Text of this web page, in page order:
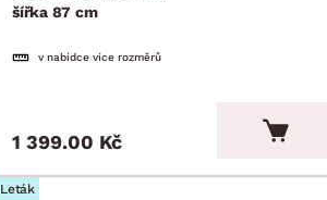
šířka 87 cm
v nabídce více rozměrů
1 399.00 Kč
Leták